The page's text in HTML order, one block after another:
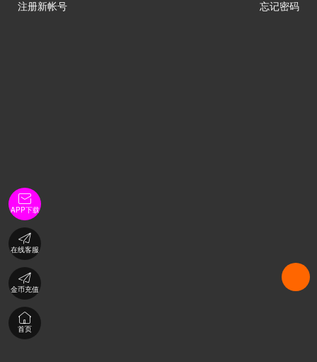
忘记密码
注册新帐号

APP下载

在线客服

金币充值

首页